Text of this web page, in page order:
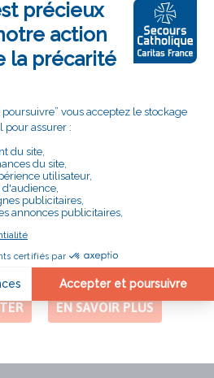
je m’engage !
CHEZ VOUS
DE L'ALLIER
Saint Paul, 20 Rue
MOULINS
EN SAVOIR PLUS